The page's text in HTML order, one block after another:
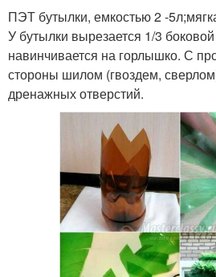
ПЭТ бутылки, емкостью 2 -
У бутылки вырезается 1/3
навинчивается на горлышко. С
стороны шилом (гвоздем,
дренажных отверстий.